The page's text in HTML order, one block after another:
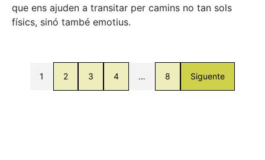
que ens ajuden a transitar per camins no tan sols
físics, sinó també emotius.
1 2 3 4 … 8 Siguente